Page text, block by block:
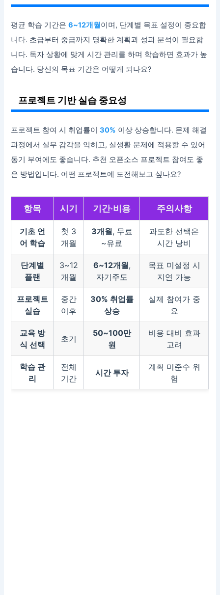
평균 학습 기간은6~12개월이며, 단계별 목표 설정이 중요합
니다. 초급부터 중급까지 명확한 계획과 성과 분석이 필요합
니다. 독자 상황에 맞게 시간 관리를 하며 학습하면 효과가 높
습니다. 당신의 목표 기간은 어떻게 되나요?
프로젝트 기반 실습 중요성
프로젝트 참여 시 취업률이30% 이상 상승합니다. 문제 해결
과정에서 실무 감각을 익히고, 실생활 문제에 적용할 수 있어
동기 부여에도 좋습니다. 추천 오픈소스 프로젝트 참여도 좋
은 방법입니다. 어떤 프로젝트에 도전해보고 싶나요?
항목 시기 기간·비용 주의사항
기초 언
어 학습
첫 3
개월
3개월, 무료
~유료
과도한 선택은
시간 낭비
단계별
플랜
3~12
개월
6~12개월,
자기주도
목표 미설정 시
지연 가능
프로젝트
실습
중간
이후
30% 취업률
상승
실제 참여가 중
요
교육 방
식 선택
초기
50~100만
원
비용 대비 효과
고려
학습 관
리
전체
기간
시간 투자
계획 미준수 위
험